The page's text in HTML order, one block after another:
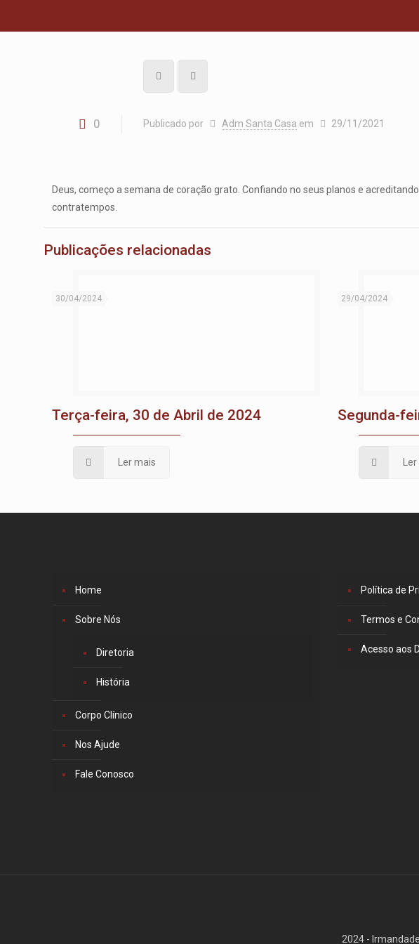
0 Publicado por Adm Santa Casa em 29/11/2021
Deus, começo a semana de coração grato. Confiando no seus planos e
contratempos.
Publicações relacionadas
30/04/2024
Terça-feira, 30 de Abril de 2024
Ler mais
29/04/2024
Segunda-
Home
Sobre Nós
Diretoria
História
Corpo Clínico
Nos Ajude
Fale Conosco
Política de
Termos e
Acesso aos
2024 -